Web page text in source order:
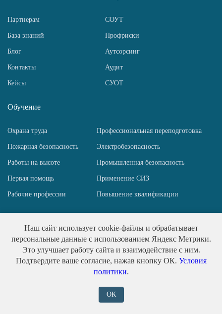
Партнерам
База знаний
Блог
Контакты
Кейсы
СОУТ
Профриски
Аутсорсинг
Аудит
СУОТ
Обучение
Охрана труда Профессиональная переподготовка
Пожарная безопасность Электробезопасность
Работы на высоте Промышленная безопасность
Первая помощь Применение СИЗ
Рабочие профессии Повышение квалификации
(c) 2026 | ООО ИПО «АйСэф»
ИП Пирогов Н. Ю. ИНН 781458517667
Наш сайт использует cookie-файлы и обрабатывает
персональные данные с использованием Яндекс Метрики.
Это улучшает работу сайта и взаимодействие с ним.
Подтвердите ваше согласие, нажав кнопку ОК. Условия
политики.
ОК